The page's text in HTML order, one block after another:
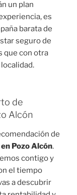
un plan
es
barata de
seguro de
que con otra
de
Alcón
de
Pozo Alcón.
contigo y
el tiempo
a descubrir